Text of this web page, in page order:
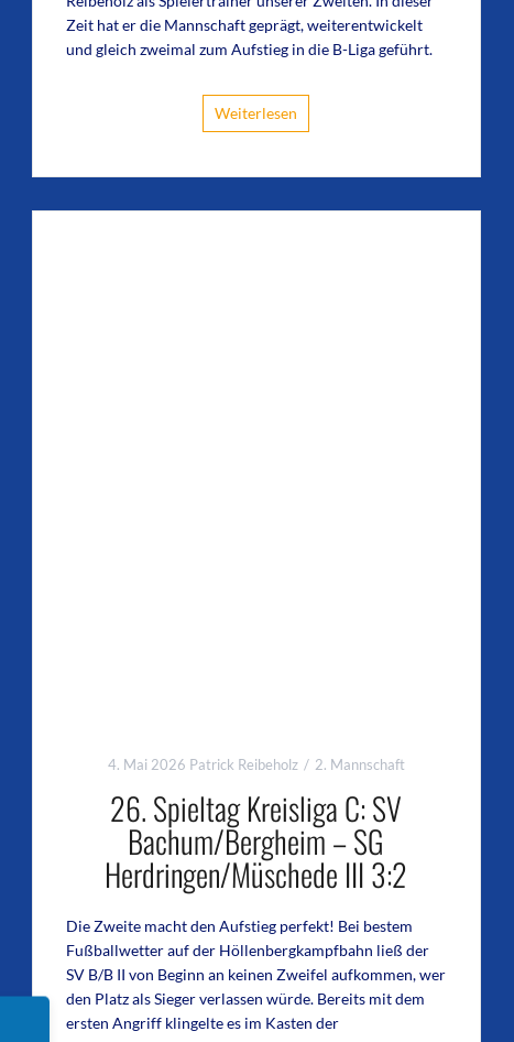
Zeit hat er die Mannschaft geprägt, weiterentwickelt
und gleich zweimal zum Aufstieg in die B-Liga geführt.
Weiterlesen
4. Mai 2026 Patrick Reibeholz 2. Mannschaft
26. Spieltag Kreisliga C: SV
Bachum/Bergheim – SG
Herdringen/Müschede III 3:2
Die Zweite macht den Aufstieg perfekt! Bei bestem
Fußballwetter auf der Höllenbergkampfbahn ließ der
SV B/B II von Beginn an keinen Zweifel aufkommen, wer
den Platz als Sieger verlassen würde. Bereits mit dem
ersten Angriff klingelte es im Kasten der